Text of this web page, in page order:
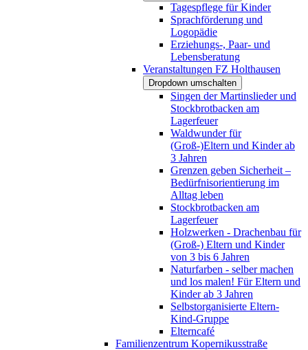
Tagespflege für Kinder
Sprachförderung und
Logopädie
Erziehungs-, Paar- und
Lebensberatung
Veranstaltungen FZ Holthausen
Dropdown umschalten
Singen der Martinslieder und
Stockbrotbacken am
Lagerfeuer
Waldwunder für
(Groß-)Eltern und Kinder ab
3 Jahren
Grenzen geben Sicherheit –
Bedürfnisorientierung im
Alltag leben
Stockbrotbacken am
Lagerfeuer
Holzwerken - Drachenbau für
(Groß-) Eltern und Kinder
von 3 bis 6 Jahren
Naturfarben - selber machen
und los malen! Für Eltern und
Kinder ab 3 Jahren
Selbstorganisierte Eltern-
Kind-Gruppe
Elterncafé
Familienzentrum Kopernikusstraße